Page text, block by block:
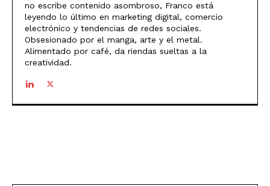
no escribe contenido asombroso, Franco está
leyendo lo último en marketing digital, comercio
electrónico y tendencias de redes sociales.
Obsesionado por el manga, arte y el metal.
Alimentado por café, da riendas sueltas a la
creatividad.